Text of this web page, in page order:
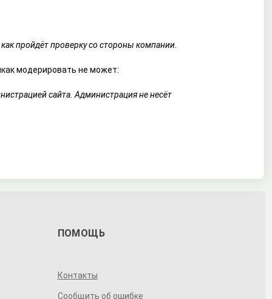
пройдёт проверку со стороны компании.
модерировать не может:
сайта. Администрация не несёт
ПОМОЩЬ
Контакты
Сообщить об ошибке